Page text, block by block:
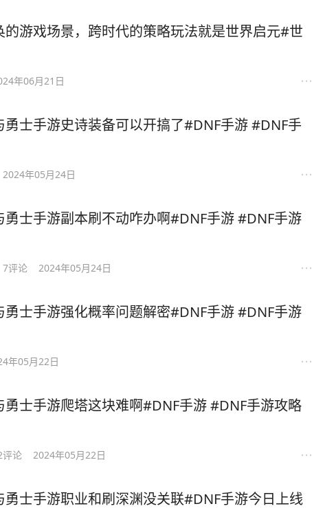
的游戏场景，跨时代的策略玩法就是世界启元#世
年06月21日
士手游史诗装备可以开搞了#DNF手游 #DNF手
2024年05月24日
士手游副本刷不动咋办啊#DNF手游 #DNF手游
7评论 2024年05月24日
士手游强化概率问题解密#DNF手游 #DNF手游
年05月22日
地下城与勇士手游爬塔这块难啊#DNF手游 #DNF手游攻略
评论 2024年05月22日
勇士手游职业和刷深渊没关联#DNF手游今日上线